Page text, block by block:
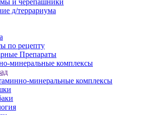
и черепашники
д/террариума
по рецепту
Препараты
минеральные комплексы
минеральные комплексы